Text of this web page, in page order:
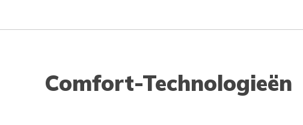
Comfort-Technologieën